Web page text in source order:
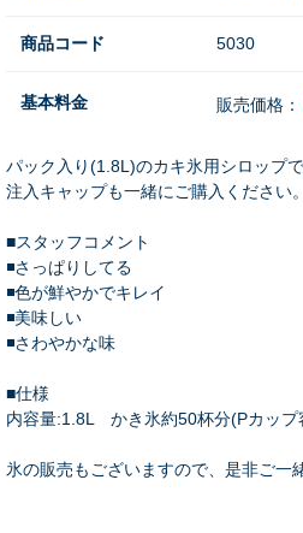
学園祭・文化祭
商品コード 5030
基本料金 販売価格：
パック入り(1.8L)のカキ氷用シロップで
注入キャップも一緒にご購入ください。
■スタッフコメント
◾さっぱりしてる
◾色が鮮やかでキレイ
◾美味しい
◾さわやかな味
■仕様
内容量:1.8L かき氷約50杯分(Pカップ
氷の販売もございますので、是非ご一